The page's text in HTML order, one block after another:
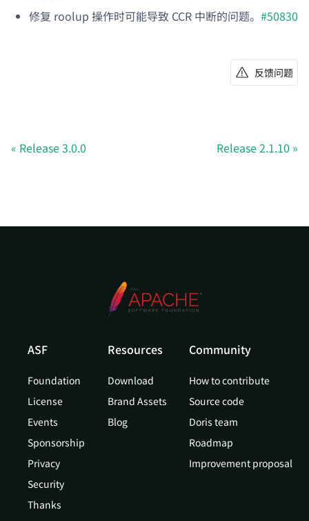
修复 roolup 操作时可能导致 CCR 中断的问题。 #50830
反馈问题
Release 3.0.0 Release 2.1.10
ASF
Foundation
License
Events
Sponsorship
Privacy
Security
Thanks
Resources
Download
Brand Assets
Blog
Community
How to contribute
Source code
Doris team
Roadmap
Improvement proposal